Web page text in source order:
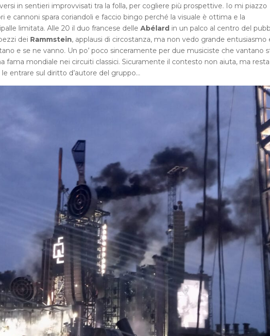
in sentieri improvvisati tra la folla, per cogliere più prospettive. Io mi piazzo
e cannoni spara coriandoli e faccio bingo perché la visuale è ottima e la
limitata. Alle 20 il duo francese delle Abélard in un palco al centro del
dei Rammstein, applausi di circostanza, ma non vedo grande entusiasmo
e se ne vanno. Un po’ poco sinceramente per due musiciste che vantano
fama mondiale nei circuiti classici. Sicuramente il contesto non aiuta, ma
entrare sul diritto d’autore del gruppo…